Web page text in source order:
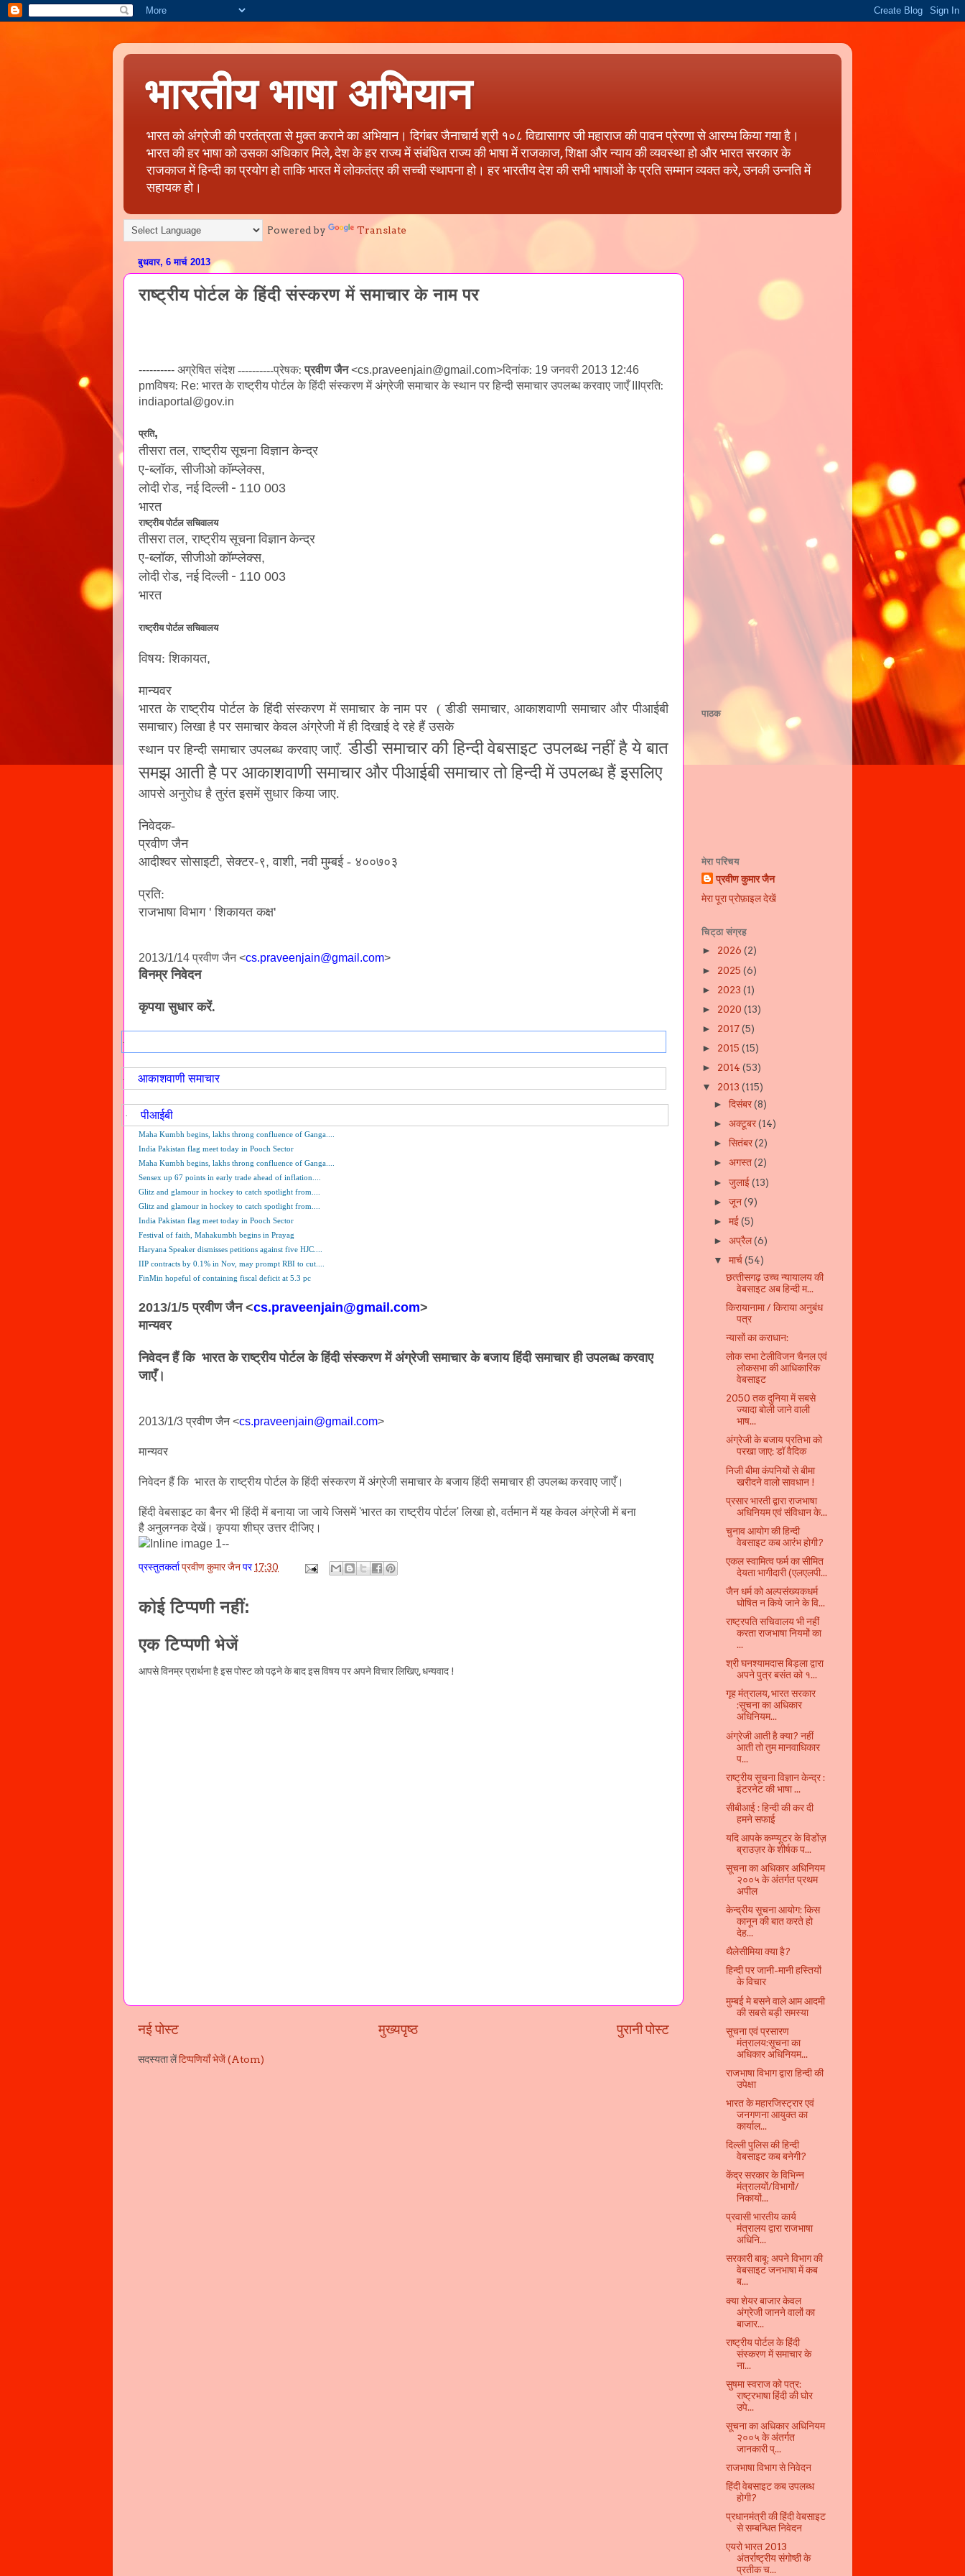
भारतीय भाषा अभियान
भारत को अंग्रेजी की परतंत्रता से मुक्त कराने का अभियान। दिगंबर जैनाचार्य श्री १०८ विद्यासागर जी महाराज की पावन प्रेरणा से आरम्भ किया गया है।
भारत की हर भाषा को उसका अधिकार मिले, देश के हर राज्य में संबंधित राज्य की भाषा में राजकाज, शिक्षा और न्याय की व्यवस्था हो और भारत सरकार के
राजकाज में हिन्दी का प्रयोग हो ताकि भारत में लोकतंत्र की सच्ची स्थापना हो। हर भारतीय देश की सभी भाषाओं के प्रति सम्मान व्यक्त करे, उनकी उन्नति में
सहायक हो।
Powered by Translate
बुधवार, 6 मार्च 2013
राष्ट्रीय पोर्टल के हिंदी संस्करण में समाचार के नाम पर
---------- अग्रेषित संदेश ----------प्रेषक: प्रवीण जैन<cs.praveenjain@gmail.com>दिनांक: 19 जनवरी 2013 12:46
pmविषय: Re: भारत के राष्ट्रीय पोर्टल के हिंदी संस्करण में अंग्रेजी समाचार के स्थान पर हिन्दी समाचार उपलब्ध करवाए जाएँ प्रति:
indiaportal@gov.in
प्रति,
तीसरा तल,राष्‍ट्रीय सूचना विज्ञान केन्‍द्र
ए-ब्‍लॉक,सीजीओ कॉम्‍प्‍लेक्‍स,
लोदी रोड,नई दिल्‍ली - 110 003
भारत
राष्‍ट्रीय पोर्टल सचिवालय
तीसरा तल,राष्‍ट्रीय सूचना विज्ञान केन्‍द्र
ए-ब्‍लॉक,सीजीओ कॉम्‍प्‍लेक्‍स,
लोदी रोड,नई दिल्‍ली - 110 003
भारत
राष्‍ट्रीय पोर्टल सचिवालय
विषय: शिकायत,
मान्यवर
भारत के राष्ट्रीय पोर्टल के हिंदी संस्करण में समाचार के नाम पर ( डीडी समाचार,आकाशवाणी समाचार और पीआईबी
समाचार) लिखा है पर समाचार केवल अंग्रेजी में ही दिखाई दे रहे हैं उसके
स्थान पर हिन्दी समाचार उपलब्ध करवाए जाएँ. डीडी समाचार की हिन्दी वेबसाइट उपलब्ध नहीं है ये बात
समझ आती है पर आकाशवाणी समाचार और पीआईबी समाचार तो हिन्दी में उपलब्ध हैं इसलिए
आपसे अनुरोध है तुरंत इसमें सुधार किया जाए.
निवेदक-
प्रवीण जैन
आदीश्वर सोसाइटी,सेक्टर-९,वाशी,नवी मुम्बई - ४००७०३
प्रति:
राजभाषा विभाग 'शिकायत कक्ष'
2013/1/14 प्रवीण जैन<cs.praveenjain@gmail.com>
विनम्र निवेदन
कृपया सुधार करें.
·
· आकाशवाणी समाचार
· पीआईबी
Maha Kumbh begins, lakhs throng confluence of Ganga....
India Pakistan flag meet today in Pooch Sector
Maha Kumbh begins, lakhs throng confluence of Ganga....
Sensex up 67 points in early trade ahead of inflation....
Glitz and glamour in hockey to catch spotlight from....
Glitz and glamour in hockey to catch spotlight from....
India Pakistan flag meet today in Pooch Sector
Festival of faith, Mahakumbh begins in Prayag
Haryana Speaker dismisses petitions against five HJC....
IIP contracts by 0.1% in Nov, may prompt RBI to cut....
FinMin hopeful of containing fiscal deficit at 5.3 pc
2013/1/5प्रवीण जैन <cs.praveenjain@gmail.com>
मान्यवर
निवेदन हैं कि भारत के राष्ट्रीय पोर्टल के हिंदी संस्करण में अंग्रेजी समाचार के बजाय हिंदी समाचार ही उपलब्ध करवाए
जाएँ।
2013/1/3 प्रवीण जैन<cs.praveenjain@gmail.com>
मान्यवर
निवेदन हैं कि भारत के राष्ट्रीय पोर्टल के हिंदी संस्करण में अंग्रेजी समाचार के बजाय हिंदी समाचार ही उपलब्ध करवाए जाएँ।
हिंदी वेबसाइट का बैनर भी हिंदी में बनाया जा जाये जिसमें'भारत का राष्ट्रीय पोर्टल' लिखा हो, वर्तमान में यह केवल अंग्रेजी में बना
है अनुलग्नक देखें। कृपया शीघ्र उत्तर दीजिए।
--
प्रस्तुतकर्ताप्रवीण कुमार जैनपर17:30
कोई टिप्पणी नहीं:
एक टिप्पणी भेजें
आपसे विनम्र प्रार्थना है इस पोस्ट को पढ़ने के बाद इस विषय पर अपने विचार लिखिए, धन्यवाद !
नई पोस्ट पुरानी पोस्ट
मुख्यपृष्ठ
सदस्यता लेंटिप्पणियाँ भेजें (Atom)
पाठक
मेरा परिचय
प्रवीण कुमार जैन
मेरा पूरा प्रोफ़ाइल देखें
चिट्ठा संग्रह
► 2026 (2)
► 2025 (6)
► 2023 (1)
► 2020 (13)
► 2017(5)
► 2015 (15)
► 2014 (53)
▼ 2013 (115)
►दिसंबर(8)
►अक्टूबर(14)
►सितंबर(2)
►अगस्त(2)
►जुलाई(13)
►जून(9)
►मई(5)
►अप्रैल(6)
▼मार्च(54)
छत्‍तीसगढ़ उच्‍च न्‍यायालय की
वेबसाइट अब हिन्‍दी म...
किरायानामा / किराया अनुबंध
पत्र
न्‍यासों का कराधान:
लोक सभा टेलीविजन चैनल एवं
लोकसभा की आधिकारिक
वेबसाइट
2050 तक दुनिया में सबसे
ज्यादा बोली जाने वाली
भाष...
अंग्रेजी के बजाय प्रतिभा को
परखा जाए: डॉ वैदिक
निजी बीमा कंपनियों से बीमा
खरीदने वालो सावधान !
प्रसार भारती द्वारा राजभाषा
अधिनियम एवं संविधान के...
चुनाव आयोग की हिन्दी
वेबसाइट कब आरंभ होगी?
एकल स्वामित्व फर्म का सीमित
देयता भागीदारी (एलएलपी...
जैन धर्म को अल्पसंख्यकधर्म
घोषित न किये जाने के वि...
राष्ट्रपति सचिवालय भी नहीं
करता राजभाषा नियमों का
...
श्री घनश्यामदास बिड़ला द्वारा
अपने पुत्र बसंत को १...
गृह मंत्रालय, भारत सरकार
:सूचना का अधिकार
अधिनियम...
अंग्रेजी आती है क्या? नहीं
आती तो तुम मानवाधिकार
प...
राष्ट्रीय सूचना विज्ञान केन्द्र :
इंटरनेट की भाषा ...
सीबीआई : हिन्दी की कर दी
हमने सफाई
यदि आपके कम्प्यूटर के विडोंज़
ब्राउज़र के शीर्षक प...
सूचना का अधिकार अधिनियम
२००५ के अंतर्गत प्रथम
अपील
केन्द्रीय सूचना आयोग: किस
कानून की बात करते हो
देह...
थैलेसीमिया क्या है?
हिन्‍दी पर जानी-मानी हस्तियों
के विचार
मुम्बई मे बसने वाले आम आदमी
की सबसे बड़ी समस्या
सूचना एवं प्रसारण
मंत्रालय:सूचना का
अधिकार अधिनियम...
राजभाषा विभाग द्वारा हिन्दी की
उपेक्षा
भारत के महारजिस्ट्रार एवं
जनगणना आयुक्त का
कार्याल...
दिल्ली पुलिस की हिन्दी
वेबसाइट कब बनेगी?
केंद्र सरकार के विभिन्न
मंत्रालयों/विभागों/
निकायों...
प्रवासी भारतीय कार्य
मंत्रालय द्वारा राजभाषा
अधिनि...
सरकारी बाबू: अपने विभाग की
वेबसाइट जनभाषा में कब
ब...
क्या शेयर बाजार केवल
अंग्रेजी जानने वालों का
बाजार...
राष्ट्रीय पोर्टल के हिंदी
संस्करण में समाचार के
ना...
सुषमा स्वराज को पत्र:
राष्ट्रभाषा हिंदी की घोर
उपे...
सूचना का अधिकार अधिनियम
२००५ के अंतर्गत
जानकारी प्...
राजभाषा विभाग से निवेदन
हिंदी वेबसाइट कब उपलब्ध
होगी?
प्रधानमंत्री की हिंदी वेबसाइट
से सम्बन्धित निवेदन
एयरो भारत 2013
अंतर्राष्ट्रीय संगोष्ठी के
प्रतीक च...